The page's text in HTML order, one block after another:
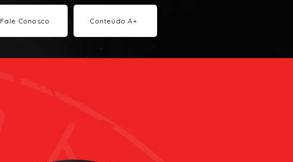
Fale Conosco Conteúdo A+